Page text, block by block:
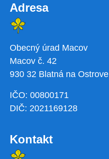
Adresa
Obecný úrad Macov
Macov č. 42
930 32 Blatná na Ostrove
IČO: 00800171
DIČ: 2021169128
Kontakt